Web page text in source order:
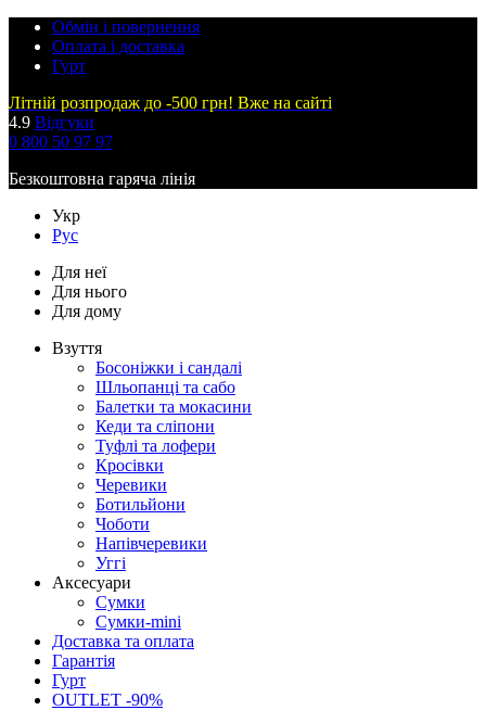
Обмін і повернення
Оплата і доставка
Гурт
Літній розпродаж до -500 грн! Вже на сайті
4.9 Відгуки
0 800 50 97 97
Безкоштовна гаряча лінія
Укр
Рус
Для неї
Для нього
Для дому
Взуття
Босоніжки і сандалі
Шльопанці та сабо
Балетки та мокасини
Кеди та сліпони
Туфлі та лофери
Кросівки
Черевики
Ботильйони
Чоботи
Напівчеревики
Уггі
Аксесуари
Сумки
Сумки-mini
Доставка та оплата
Гарантія
Гурт
OUTLET -90%